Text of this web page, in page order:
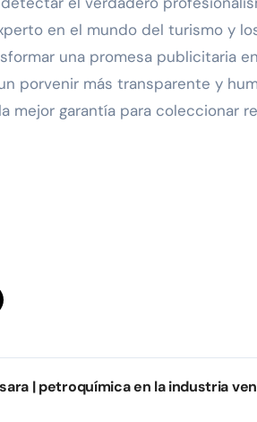
en el mundo del turismo y
una promesa publicitaria
porvenir más transparente y
mejor garantía para coleccionar
| petroquímica en la industria